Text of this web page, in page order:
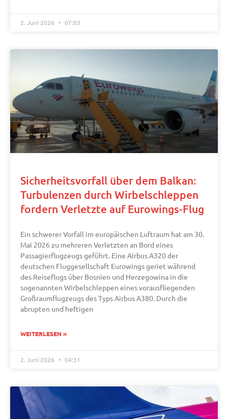
2. Juni 2026 07:03
Sicherheitsvorfall über dem Balkan:
Turbulenzen durch Wirbelschleppen
fordern Verletzte auf Eurowings-Flug
Ein schwerer Vorfall im europäischen Luftraum hat am 30.
Mai 2026 zu mehreren Verletzten an Bord eines
Passagierflugzeugs geführt. Eine Airbus A320 der
deutschen Fluggesellschaft Eurowings geriet während
des Reiseflugs über Bosnien und Herzegowina in die
sogenannten Wirbelschleppen eines vorausfliegenden
Großraumflugzeugs des Typs Airbus A380. Durch die
abrupten und heftigen
WEITERLESEN »
2. Juni 2026 04:31